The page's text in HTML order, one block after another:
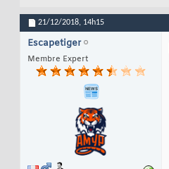
21/12/2018, 14h15
Escapetiger
Membre Expert